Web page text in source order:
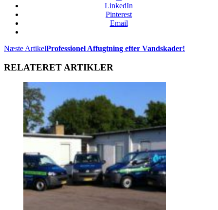
LinkedIn
Pinterest
Email
Næste ArtikelProfessionel Affugtning efter Vandskader!
RELATERET ARTIKLER